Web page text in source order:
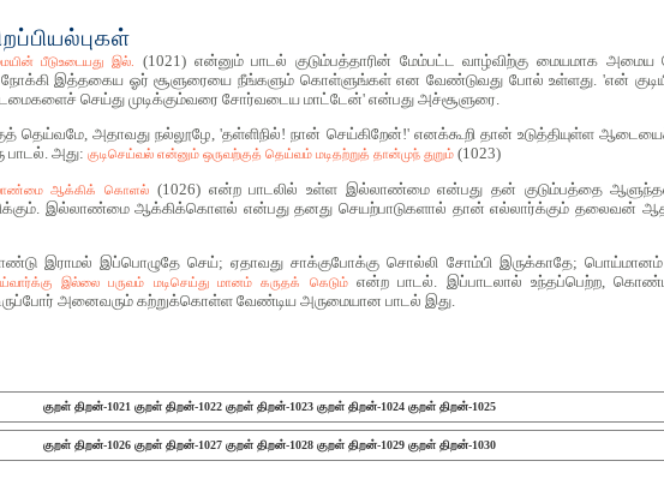
பீடுஉடையது இல்.
(1021) என்னும் பாடல் குடும்பத்தாரின் மேம்பட்ட வாழ்விற்கு மையமாக
இத்தகைய ஓர் சூளுரையை நீங்களும் கொள்ளுங்கள் என வேண்டுவது போல் உள்ளது. 'என்
செய்து முடிக்கும்வரை சோர்வடைய மாட்டேன்' என்பது அச்சூளுரை.
தெய்வமே, அதாவது நல்லூழே, 'தள்ளிநில்! நான் செய்கிறேன்!' எனக்கூறி தான் உடுத்தியுள்ள
பாடல். அது: குடிசெய்வல் என்னும் ஒருவற்குத் தெய்வம் மடிதற்றுத் தான்முந் துறும் (1023)
ஆக்கிக் கொளல் (1026) என்ற பாடலில் உள்ள இல்லாண்மை என்பது தன் குடும்பத்தை
இல்லாண்மை ஆக்கிக்கொளல் என்பது தனது செயற்பாடுகளால் தான் எல்லார்க்கும் தலைவன்
இராமல் இப்பொழுதே செய்; ஏதாவது சாக்குபோக்கு சொல்லி சோம்பி இருக்காதே; பொய்மானம்
இல்லை பருவம் மடிசெய்து மானம் கருதக் கெடும் என்ற பாடல். இப்பாடலால் உந்தப்பெற்ற,
அனைவரும் கற்றுக்கொள்ள வேண்டிய அருமையான பாடல் இது.
குறள் திறன்-1021 குறள் திறன்-1022 குறள் திறன்-1023 குறள் திறன்-1024 குறள் திறன்-1025
குறள் திறன்-1026 குறள் திறன்-1027 குறள் திறன்-1028 குறள் திறன்-1029 குறள் திறன்-1030